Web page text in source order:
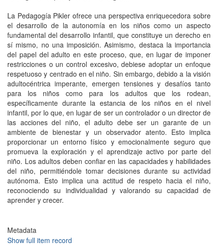
La Pedagogía Pikler ofrece una perspectiva enriquecedora sobre
el desarrollo de la autonomía en los niños como un aspecto
fundamental del desarrollo infantil, que constituye un derecho en
sí mismo, no una imposición. Asimismo, destaca la importancia
del papel del adulto en este proceso, que, en lugar de imponer
restricciones o un control excesivo, debiese adoptar un enfoque
respetuoso y centrado en el niño. Sin embargo, debido a la visión
adultocéntrica imperante, emergen tensiones y desafíos tanto
para los niños como para los adultos que los rodean,
específicamente durante la estancia de los niños en el nivel
infantil, por lo que, en lugar de ser un controlador o un director de
las acciones del niño, el adulto debe ser un garante de un
ambiente de bienestar y un observador atento. Esto implica
proporcionar un entorno físico y emocionalmente seguro que
promueva la exploración y el aprendizaje activo por parte del
niño. Los adultos deben confiar en las capacidades y habilidades
del niño, permitiéndole tomar decisiones durante su actividad
autónoma. Esto implica una actitud de respeto hacia el niño,
reconociendo su individualidad y valorando su capacidad de
aprender y crecer.
Metadata
Show full item record